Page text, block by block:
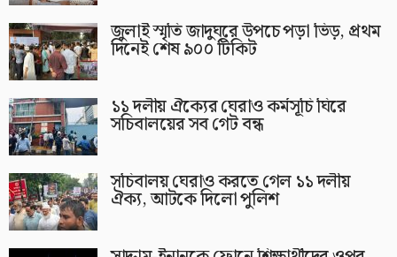
জুলাই স্মৃতি জাদুঘরে উপচে পড়া ভিড়, প্রথম
দিনেই শেষ ৯০০ টিকিট
১১ দলীয় ঐক্যের ঘেরাও কর্মসূচি ঘিরে
সচিবালয়ের সব গেট বন্ধ
সচিবালয় ঘেরাও করতে গেল ১১ দলীয়
ঐক্য, আটকে দিলো পুলিশ